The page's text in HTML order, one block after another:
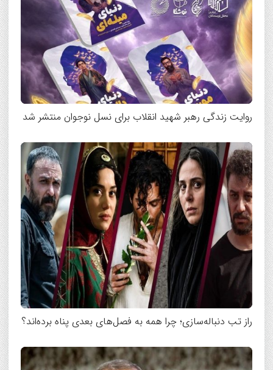
روایت زندگی رهبر شهید انقلاب برای نسل نوجوان منتشر شد
راز تب دنباله‌سازی؛ چرا همه به فصل‌های بعدی پناه برده‌اند؟